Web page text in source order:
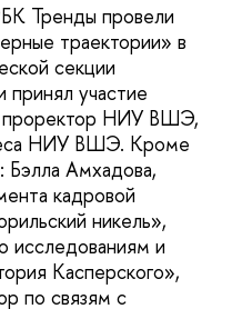
Тренды провели
траектории» в
секции
участие
проректор НИУ ВШЭ,
НИУ ВШЭ. Кроме
Бэлла Амхадова,
кадровой
никель»,
исследованиям и
Касперского»,
по связям с